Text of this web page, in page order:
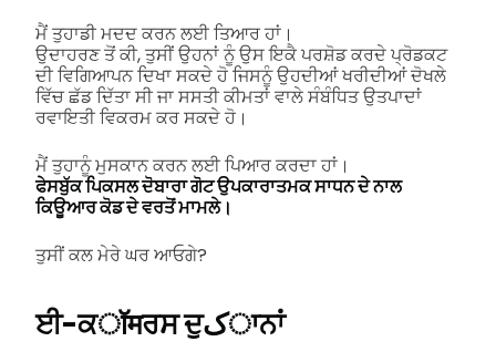
ਮੈਂ ਤੁਹਾਡੀ ਮਦਦ ਕਰਨ ਲਈ ਤਿਆਰ ਹਾਂ।
ਉਦਾਹਰਣ ਤੋਂ ਕੀ, ਤੁਸੀਂ ਉਹਨਾਂ ਨੂੰ ਉਸ ਇਕੈ ਪਰਸ਼ੋਡ ਕਰਦੇ ਪ੍ਰੋਡਕਟ
ਦੀ ਵਿਗਿਆਪਨ ਦਿਖਾ ਸਕਦੇ ਹੋ ਜਿਸਨੂੰ ਉਹਦੀਆਂ ਖਰੀਦੀਆਂ ਦੋਖਲੇ
ਵਿੱਚ ਛੱਡ ਦਿੱਤਾ ਸੀ ਜਾ ਸਸਤੀ ਕੀਮਤਾਂ ਵਾਲੇ ਸੰਬੰਧਿਤ ਉਤਪਾਦਾਂ
ਰਵਾਇਤੀ ਵਿਕਰਮ ਕਰ ਸਕਦੇ ਹੋ।
ਮੈਂ ਤੁਹਾਨੂੰ ਮੁਸਕਾਨ ਕਰਨ ਲਈ ਪਿਆਰ ਕਰਦਾ ਹਾਂ।
ਫੇਸਬੁੱਕ ਪਿਕਸਲ ਦੋਬਾਰਾ ਗੋਟ ਉਪਕਾਰਾਤਮਕ ਸਾਧਨ ਦੇ ਨਾਲ
ਕਿਊਆਰ ਕੋਡ ਦੇ ਵਰਤੋਂ ਮਾਮਲੇ।
ਤੁਸੀਂ ਕਲ ਮੇਰੇ ਘਰ ਆਓਗੇ?
ਈ-ਕॉमਰਸ ਦੁکਾਨਾਂ